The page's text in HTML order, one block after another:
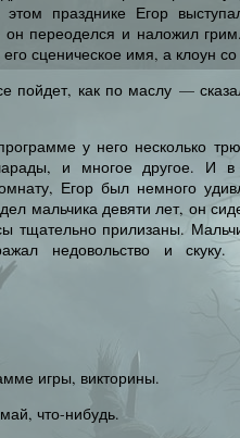
этом празднике Егор
он переоделся и наложил
сценическое имя, а клоун
пойдет, как по маслу —
у него несколько
и многое другое. И в
Егор был немного
мальчика девяти лет, он
тщательно прилизаны.
недовольство и скуку.
игры, викторины.
что-нибудь.